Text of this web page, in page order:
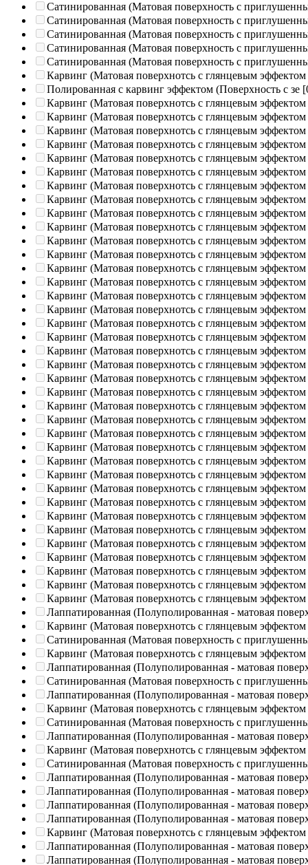
Сатинированная (Матовая поверхность с
Сатинированная (Матовая поверхность с
Сатинированная (Матовая поверхность с
Сатинированная (Матовая поверхность с
Сатинированная (Матовая поверхность с
Карвинг (Матовая поверхнотсь с глянцевым эффектом
Полированная c карвинг эффектом (Поверхность с зе
Карвинг (Матовая поверхнотсь с глянцевым эффектом
Карвинг (Матовая поверхнотсь с глянцевым эффектом
Карвинг (Матовая поверхнотсь с глянцевым эффектом
Карвинг (Матовая поверхнотсь с глянцевым эффектом
Карвинг (Матовая поверхнотсь с глянцевым эффектом
Карвинг (Матовая поверхнотсь с глянцевым эффектом
Карвинг (Матовая поверхнотсь с глянцевым эффектом
Карвинг (Матовая поверхнотсь с глянцевым эффектом
Карвинг (Матовая поверхнотсь с глянцевым эффектом
Карвинг (Матовая поверхнотсь с глянцевым эффектом
Карвинг (Матовая поверхнотсь с глянцевым эффектом
Карвинг (Матовая поверхнотсь с глянцевым эффектом
Карвинг (Матовая поверхнотсь с глянцевым эффектом
Карвинг (Матовая поверхнотсь с глянцевым эффектом
Карвинг (Матовая поверхнотсь с глянцевым эффектом
Карвинг (Матовая поверхнотсь с глянцевым эффектом
Карвинг (Матовая поверхнотсь с глянцевым эффектом
Карвинг (Матовая поверхнотсь с глянцевым эффектом
Карвинг (Матовая поверхнотсь с глянцевым эффектом
Карвинг (Матовая поверхнотсь с глянцевым эффектом
Карвинг (Матовая поверхнотсь с глянцевым эффектом
Карвинг (Матовая поверхнотсь с глянцевым эффектом
Карвинг (Матовая поверхнотсь с глянцевым эффектом
Карвинг (Матовая поверхнотсь с глянцевым эффектом
Карвинг (Матовая поверхнотсь с глянцевым эффектом
Карвинг (Матовая поверхнотсь с глянцевым эффектом
Карвинг (Матовая поверхнотсь с глянцевым эффектом
Карвинг (Матовая поверхнотсь с глянцевым эффектом
Карвинг (Матовая поверхнотсь с глянцевым эффектом
Карвинг (Матовая поверхнотсь с глянцевым эффектом
Карвинг (Матовая поверхнотсь с глянцевым эффектом
Карвинг (Матовая поверхнотсь с глянцевым эффектом
Карвинг (Матовая поверхнотсь с глянцевым эффектом
Карвинг (Матовая поверхнотсь с глянцевым эффектом
Карвинг (Матовая поверхнотсь с глянцевым эффектом
Карвинг (Матовая поверхнотсь с глянцевым эффектом
Карвинг (Матовая поверхнотсь с глянцевым эффектом
Лаппатированная (Полуполированная - матовая
Карвинг (Матовая поверхнотсь с глянцевым эффектом
Сатинированная (Матовая поверхность с
Карвинг (Матовая поверхнотсь с глянцевым эффектом
Лаппатированная (Полуполированная - матовая
Сатинированная (Матовая поверхность с
Лаппатированная (Полуполированная - матовая
Карвинг (Матовая поверхнотсь с глянцевым эффектом
Сатинированная (Матовая поверхность с
Лаппатированная (Полуполированная - матовая
Карвинг (Матовая поверхнотсь с глянцевым эффектом
Сатинированная (Матовая поверхность с
Лаппатированная (Полуполированная - матовая
Лаппатированная (Полуполированная - матовая
Лаппатированная (Полуполированная - матовая
Лаппатированная (Полуполированная - матовая
Карвинг (Матовая поверхнотсь с глянцевым эффектом
Лаппатированная (Полуполированная - матовая
Лаппатированная (Полуполированная - матовая